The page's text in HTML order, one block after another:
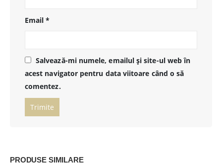
Email*
Salvează-mi numele, emailul și site-ul web în
acest navigator pentru data viitoare când o să
comentez.
PRODUSE SIMILARE